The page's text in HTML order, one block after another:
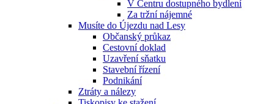
V Centru dostupného bydlení
Za tržní nájemné
Musíte do Újezdu nad Lesy
Občanský průkaz
Cestovní doklad
Uzavření sňatku
Stavební řízení
Podnikání
Ztráty a nálezy